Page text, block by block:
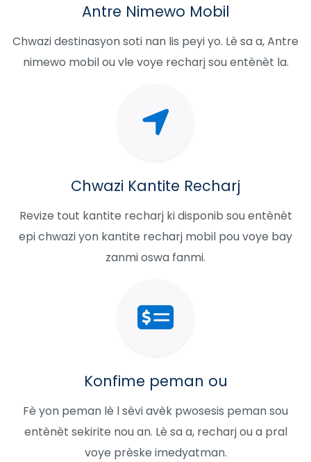
Antre Nimewo Mobil
Chwazi destinasyon soti nan lis peyi yo. Lè sa a, Antre
nimewo mobil ou vle voye recharj sou entènèt la.
Chwazi Kantite Recharj
Revize tout kantite recharj ki disponib sou entènèt
epi chwazi yon kantite recharj mobil pou voye bay
zanmi oswa fanmi.
Konfime peman ou
Fè yon peman lè l sèvi avèk pwosesis peman sou
entènèt sekirite nou an. Lè sa a, recharj ou a pral
voye prèske imedyatman.